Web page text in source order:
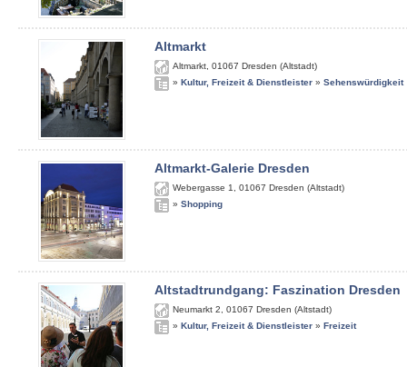
Altmarkt
Altmarkt 01067 Dresden (Altstadt)
» Kultur, Freizeit & Dienstleister » Sehenswürdigkeit
Altmarkt-Galerie Dresden
Webergasse 1 01067 Dresden (Altstadt)
» Shopping
Altstadtrundgang: Faszination Dresden
Neumarkt 2 01067 Dresden (Altstadt)
» Kultur, Freizeit & Dienstleister » Freizeit